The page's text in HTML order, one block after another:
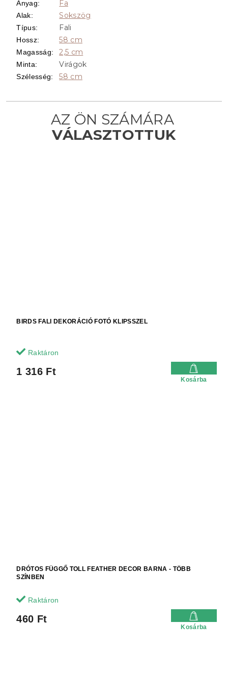
BIRDS FALI DEKORÁCIÓ FOTÓ KLIPSSZEL
Raktáron
1 316 Ft
Kosárba
DRÓTOS FÜGGŐ TOLL FEATHER DECOR BARNA - TÖBB
SZÍNBEN
Raktáron
460 Ft
Kosárba
Anyag: Fa
Alak: Sokszög
Típus: Fali
Hossz: 58 cm
Magasság: 2,5 cm
Minta: Virágok
Szélesség: 58 cm